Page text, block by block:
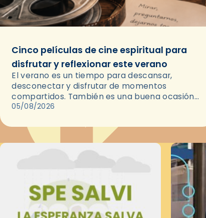
Cinco películas de cine espiritual para
disfrutar y reflexionar este verano
El verano es un tiempo para descansar,
desconectar y disfrutar de momentos
compartidos. También es una buena ocasión
para dejarse llevar por una buena historia y, a
05/08/2026